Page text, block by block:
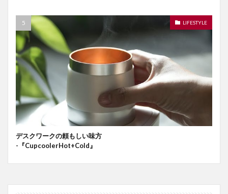
LIFESTYLE
デスクワークの頼もしい味方
-『CupcoolerHot+Cold』